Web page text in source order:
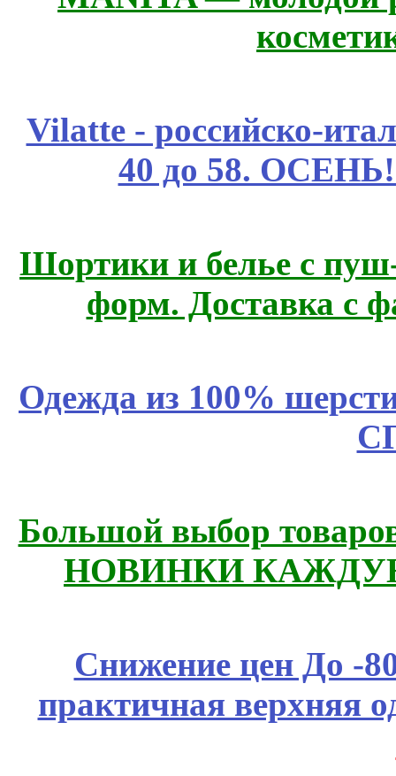
Vilatte - российско-
40 до 58.
Шортики и белье с
форм. Доставка с
Одежда из 100%
Большой выбор
НОВИНКИ
Снижение цен До -
практичная верхняя